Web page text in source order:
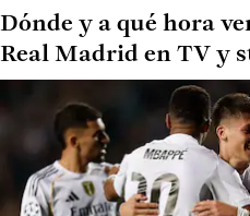
Dónde y a qué hora
Real Madrid en TV y